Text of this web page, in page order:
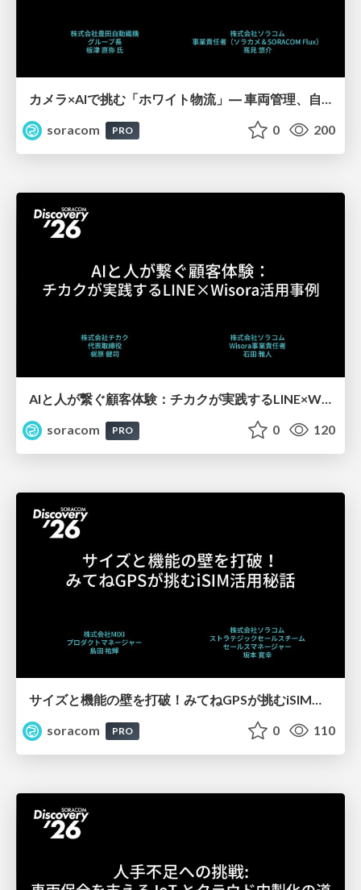
カメラ×AIで挑む「ホワイト物流」― 車両管理、自動化の壁と突破口【SORACOM Discovery 2026】
soracom
PRO 0 200
AIと人が繋ぐ顧客体験：チカクが実践するLINE×Wisora活用事例【SORACOM Discovery 2026】
soracom
PRO 0 120
サイズと機能の壁を打破！みてねGPSが挑むiSIM活用秘話【SORACOM Discovery 2026】
soracom
PRO 0 110